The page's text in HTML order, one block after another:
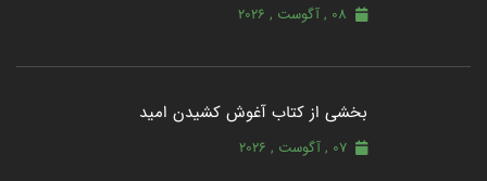
08 , آگوست , 2026
بخشی از کتاب آغوش کشیدن امید
07 , آگوست , 2026